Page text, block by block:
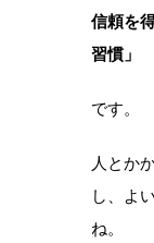
信頼を
習慣」
です。
人とか
し、よ
ね。